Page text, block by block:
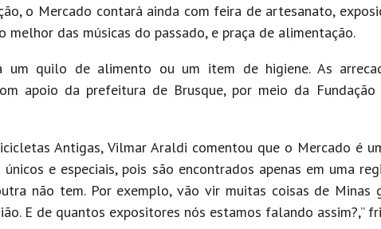
o Mercado contará ainda com feira de artesanato,
das músicas do passado, e praça de alimentação.
quilo de alimento ou um item de higiene. As
apoio da prefeitura de Brusque, por meio da
Antigas, Vilmar Araldi comentou que o Mercado é
e especiais, pois são encontrados apenas em uma
não tem. Por exemplo, vão vir muitas coisas de Minas
E de quantos expositores nós estamos falando assim?,”